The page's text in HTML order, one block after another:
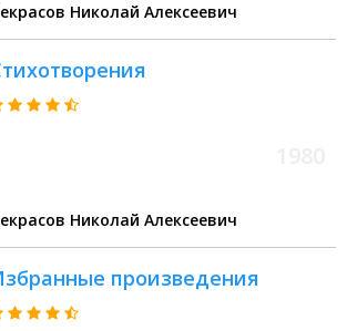
Николай Алексеевич
Николай Алексеевич
произведения